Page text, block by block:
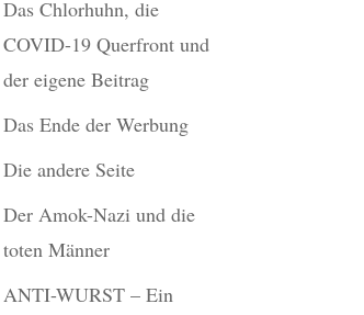
Das Chlorhuhn, die
COVID-19 Querfront und
der eigene Beitrag
Das Ende der Werbung
Die andere Seite
Der Amok-Nazi und die
toten Männer
ANTI-WURST – Ein